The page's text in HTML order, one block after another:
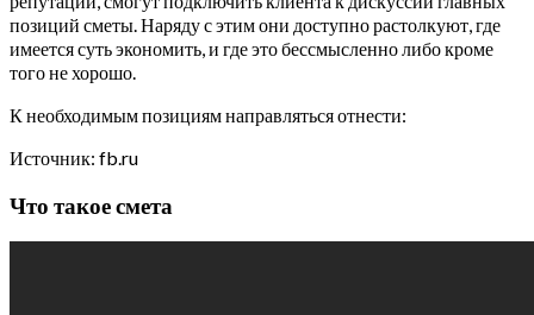
позиций сметы. Наряду с этим они доступно растолкуют, где
имеется суть экономить, и где это бессмысленно либо кроме
того не хорошо.
К необходимым позициям направляться отнести:
Источник: fb.ru
Что такое смета